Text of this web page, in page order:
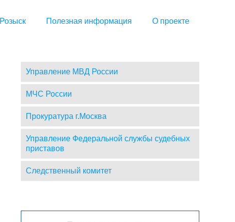
Розыск Полезная информация О проекте
Управление МВД России
МЧС России
Прокуратура г.Москва
Управление Федеральной службы судебных
приставов
Следственный комитет